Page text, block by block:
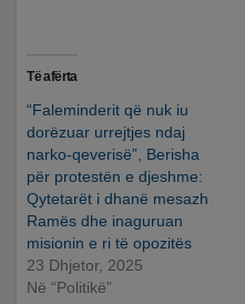
Të afërta
“Faleminderit që nuk iu
dorëzuar urrejtjes ndaj
narko-qeverisë”, Berisha
për protestën e djeshme:
Qytetarët i dhanë mesazh
Ramës dhe inaguruan
misionin e ri të opozitës
23 Dhjetor, 2025
Në “Politikë”